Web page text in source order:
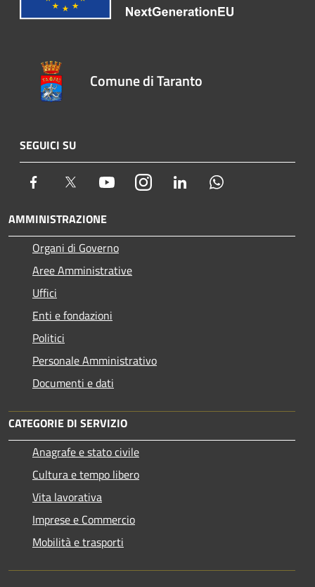
Comune di Taranto
SEGUICI SU
Facebook Twitter YoutubeInstagram LinkedIn
AMMINISTRAZIONE
Organi di Governo
Aree Amministrative
Uffici
Enti e fondazioni
Politici
Personale Amministrativo
Documenti e dati
CATEGORIE DI SERVIZIO
Anagrafe e stato civile
Cultura e tempo libero
Vita lavorativa
Imprese e Commercio
Mobilità e trasporti